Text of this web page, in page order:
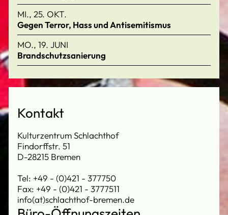
MI., 25. OKT.
Gegen Terror, Hass und Antisemitismus
MO., 19. JUNI
Brandschutzsanierung
Kontakt
Kulturzentrum Schlachthof
Findorffstr. 51
D-28215 Bremen
Tel: +49 - (0)421 - 377750
Fax: +49 - (0)421 - 3777511
info(at)schlachthof-bremen.de